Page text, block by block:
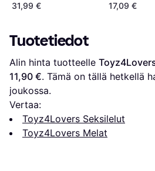
31,99 €
17,09 €
Tuotetiedot
Alin hinta tuotteelle
11,90 €. Tämä on tällä hetkellä
joukossa.
Vertaa:
Toyz4Lovers Seksilelut
Toyz4Lovers Melat